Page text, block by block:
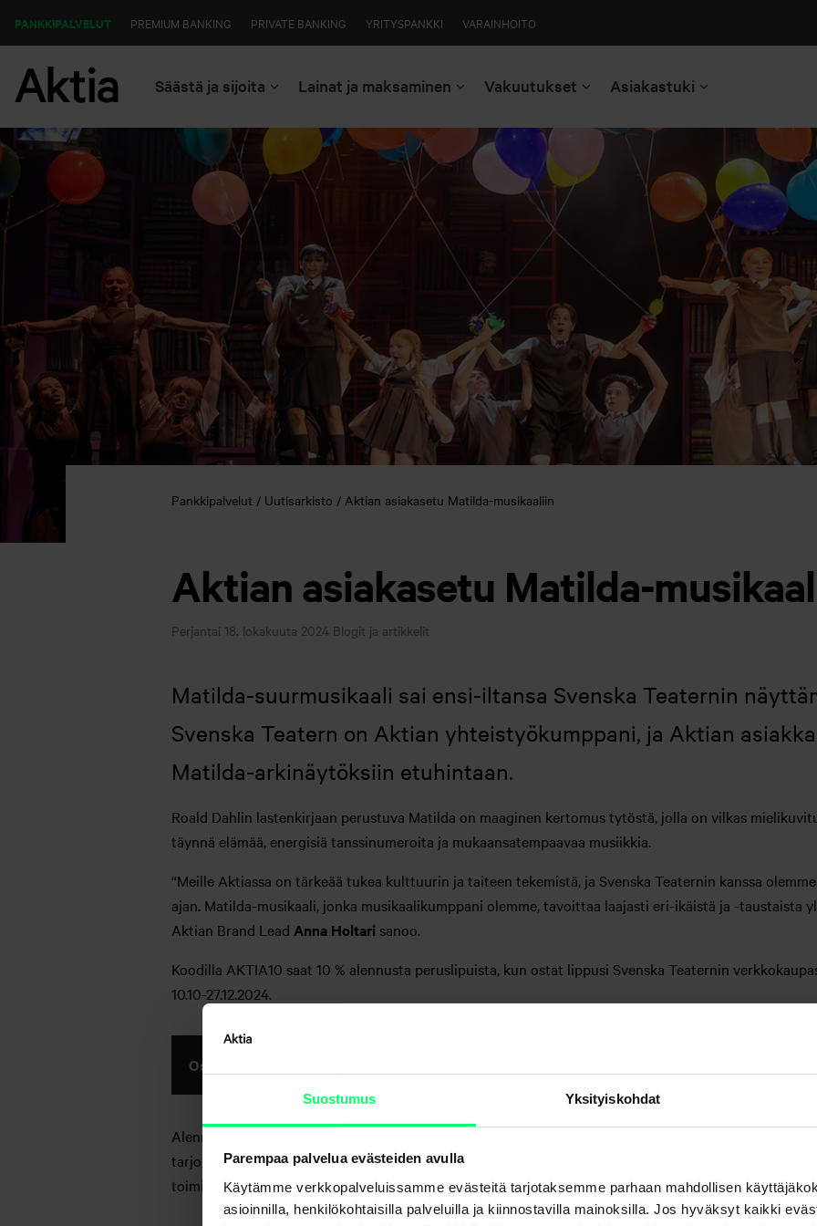
Suostumus Yksityiskohdat
Parempaa palvelua evästeiden avulla
Käytämme verkkopalveluissamme evästeitä tarjotaksemme parhaan mahdollisen
asioinnilla, henkilökohtaisilla palveluilla ja kiinnostavilla mainoksilla. Jos hyväksyt kaikki
PANKKIPALVELUT PREMIUM BANKING PRIVATE BANKING YRITYSPANKKI VARAINHOITO
Säästä ja sijoita Lainat ja maksaminen Vakuutukset Asiakastuki
Pankkipalvelut Uutisarkisto Aktian asiakasetu Matilda-musikaaliin
Aktian asiakasetu Matilda-
Perjantai 18. lokakuuta 2024 Blogit ja artikkelit
Matilda-suurmusikaali sai ensi-iltansa Svenska Teaternin
Svenska Teatern on Aktian yhteistyökumppani, ja Aktian
Matilda-arkinäytöksiin etuhintaan.
Roald Dahlin lastenkirjaan perustuva Matilda on maaginen kertomus tytöstä, jolla on vilkas
täynnä elämää, energisiä tanssinumeroita ja mukaansatempaavaa musiikkia.
“Meille Aktiassa on tärkeää tukea kulttuurin ja taiteen tekemistä, ja Svenska Teaternin kanssa
ajan. Matilda-musikaali, jonka musikaalikumppani olemme, tavoittaa laajasti eri-ikäistä ja -taustaista
Aktian Brand Lead Anna Holtari sanoo.
Koodilla AKTIA10 saat 10 % alennusta peruslipuista, kun ostat lippusi Svenska Teaternin
10.10-27.12.2024.
Osta lippusi
Alennus koskee vain verkkokaupasta ostettuja lippuja syksyn 2024 arkinäytöksiin (ma-to). Lippuja
tarjolla rajoitetusti. Alennus koskee peruslipputyyppejä. Alennusta ei voi yhdistää ryhmähintoihin tai
toimitusehtoja sovelletaan. Svenska Teatern pidättää oikeuden muutoksiin eikä vastaa mahdollisista